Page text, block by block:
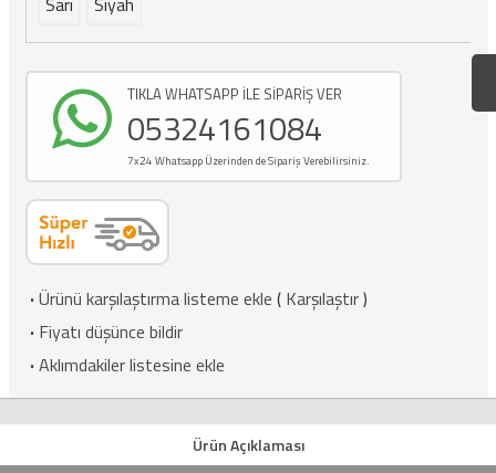
TIKLA WHATSAPP İLE SİPARİŞ VER
05324161084
7x24 Whatsapp Üzerinden de Sipariş Verebilirsiniz.
·Ürünü karşılaştırma listeme ekle ( Karşılaştır)
· Fiyatı düşünce bildir
·Aklımdakiler listesine ekle
Ürün Açıklaması